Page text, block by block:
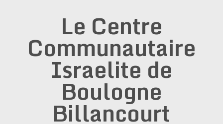
Le Centre
Communautaire
Israelite de
Boulogne
Billancourt